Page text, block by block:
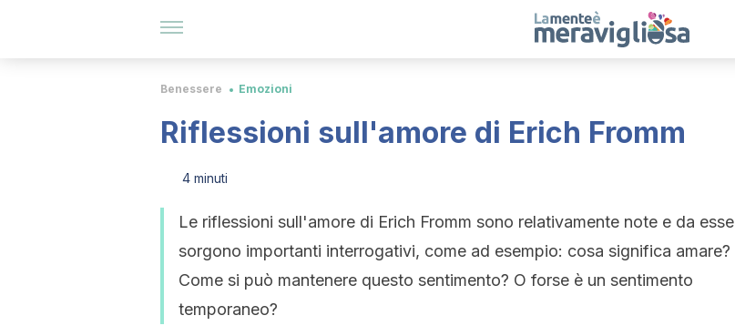
Benessere Emozioni
Riflessioni sull'amore di Erich Fromm
4 minuti
Le riflessioni sull'amore di Erich Fromm sono relativamente note e da esse
sorgono importanti interrogativi, come ad esempio: cosa significa amare?
Come si può mantenere questo sentimento? O forse è un sentimento
temporaneo?